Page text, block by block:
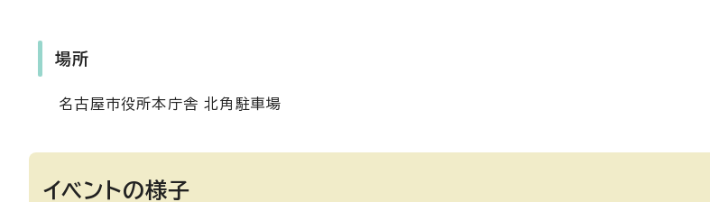
場所
名古屋市役所本庁舎 北角駐車場
イベントの様子